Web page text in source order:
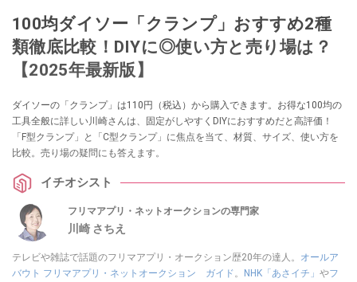
100均ダイソー「クランプ」おすすめ2種
類徹底比較！DIYに◎使い方と売り場は？
【2025年最新版】
ダイソーの「クランプ」は110円（税込）から購入できます。お得な100均の
工具全般に詳しい川崎さんは、固定がしやすくDIYにおすすめだと高評価！
「F型クランプ」と「C型クランプ」に焦点を当て、材質、サイズ、使い方を
比較。売り場の疑問にも答えます。
イチオシスト
フリマアプリ・ネットオークションの専門家
川崎 さちえ
テレビや雑誌で話題のフリマアプリ・オークション歴20年の達人。 オールア
バウト フリマアプリ・ネットオークション ガイド。 NHK「あさイチ」 やフ